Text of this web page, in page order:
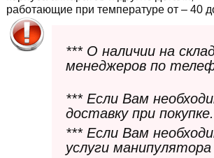
работающие при температуре от – 40
*** О наличии на
менеджеров по
*** Если Вам
доставку при покупке.
*** Если Вам
услуги манипулятора